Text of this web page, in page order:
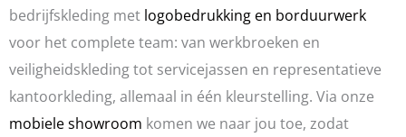
bedrijfskleding met logobedrukking en borduurwerk
voor het complete team: van werkbroeken en
veiligheidskleding tot servicejassen en representatieve
kantoorkleding, allemaal in één kleurstelling. Via onze
mobiele showroom komen we naar jou toe, zodat